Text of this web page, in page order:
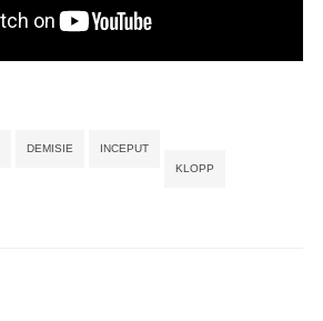
DEMISIE INCEPUT
KLOPP